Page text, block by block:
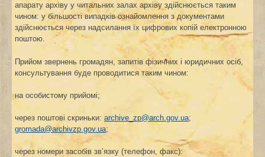
апарату архіву у читальних залах архіву здійснюється таким
чином: у більшості випадків ознайомлення з документами
здійснюється через надсилання їх цифрових копій електронною
поштою.
Прийом звернень громадян, запитів фізичних і юридичних осіб,
консультування буде проводитися таким чином:
на особистому прийомі;
через поштові скриньки: archive_zp@arch.gov.ua;
gromada@archivzp.gov.ua;
через номери засобів зв’язку (телефон, факс):